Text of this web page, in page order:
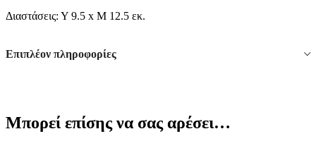
Διαστάσεις: Υ 9.5 x Μ 12.5 εκ.
Επιπλέον πληροφορίες
Μπορεί επίσης να σας αρέσει…